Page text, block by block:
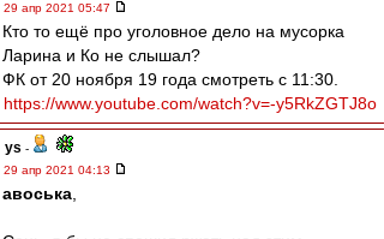
29 апр 2021 05:47
Кто то ещё про уголовное дело на мусорка
Ларина и Ко не слышал?
ФК от 20 ноября 19 года смотреть с 11:30.
https://www.youtube.com/watch?v=-y5RkZGTJ8o
ys -
29 апр 2021 04:13
авоська